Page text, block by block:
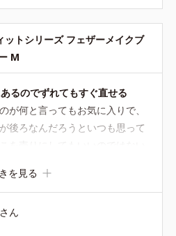
ドイエローやダークグリーンな
限定色を出していただけたら嬉
～し買ったガードル（ブラッ
いつかぜひ復活させて欲しいで
ットシリーズ フェザーメイクブ
M
るのでずれてもすぐ直せる
が何と言ってもお気に入りで、
後ろなんだろうといつも思って
いです。色が地味でババくさい
っと他の色が選べると気分は上
を見る
ん